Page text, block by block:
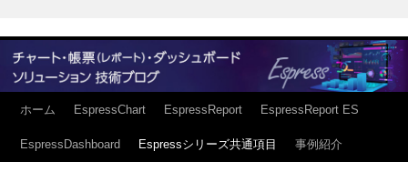
ホーム EspressChart EspressReport EspressReport ES
EspressDashboard Espressシリーズ共通項目 事例紹介